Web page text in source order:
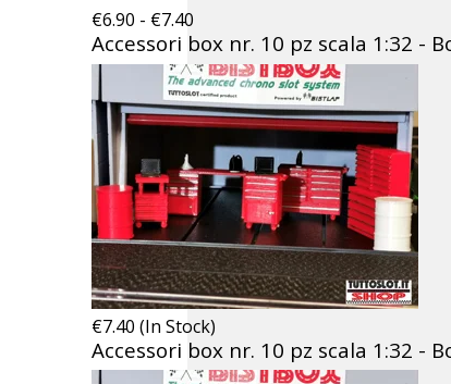
€6.90 - €7.40
Accessori box nr. 10 pz scala 1:32 -
€7.40 (In Stock)
Accessori box nr. 10 pz scala 1:32 -